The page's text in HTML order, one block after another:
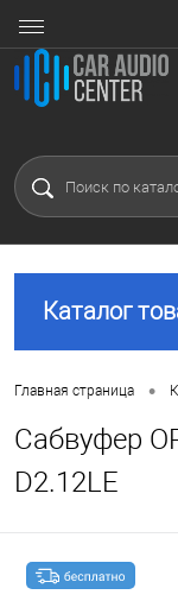
Каталог
Главная страница •
Сабвуфер
D2.12LE